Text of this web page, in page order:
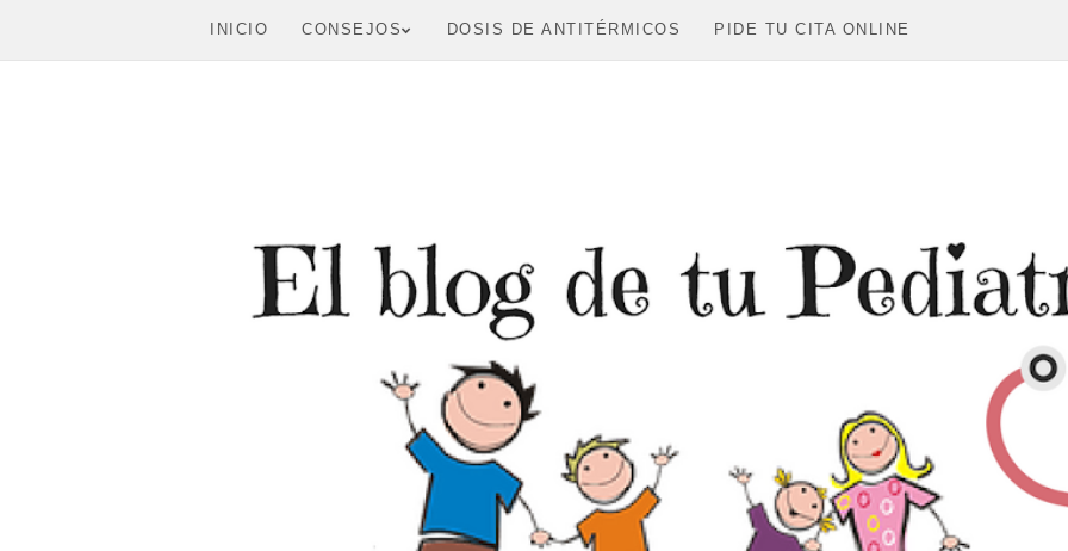
INICIO CONSEJOS DOSIS DE ANTITÉRMICOS PIDE TU CITA ONLINE
Ir al contenido principal